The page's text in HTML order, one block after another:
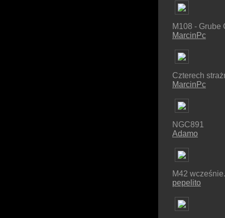
M108 - Grube
MarcinPc
Czterech
MarcinPc
NGC891
Adamo
M42 wcześnie.
pepelito